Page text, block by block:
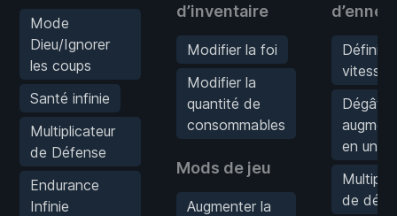
Mode
Dieu/Ignorer
les coups
Santé infinie
Multiplicateur
de Défense
Endurance
Infinie
d’inventaire
Modifier la foi
Modifier la
quantité de
consommables
Mods de jeu
Augmenter la
Définir
vitesse
Dégâts
en un
de